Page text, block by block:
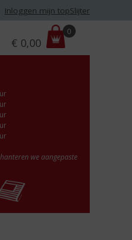
Inloggen mijn topSlijter
r
i
€ 0,00
0
we aangepaste